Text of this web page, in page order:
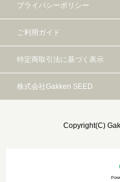
プライバシーポリシー
ご利用ガイド
特定商取引法に基づく表示
株式会社Gakken SEED
Copyright(C)